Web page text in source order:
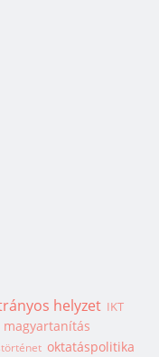
helyzet IKT
magyartanítás
oktatáspolitika